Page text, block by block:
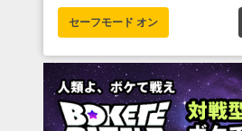
セーフモード オン